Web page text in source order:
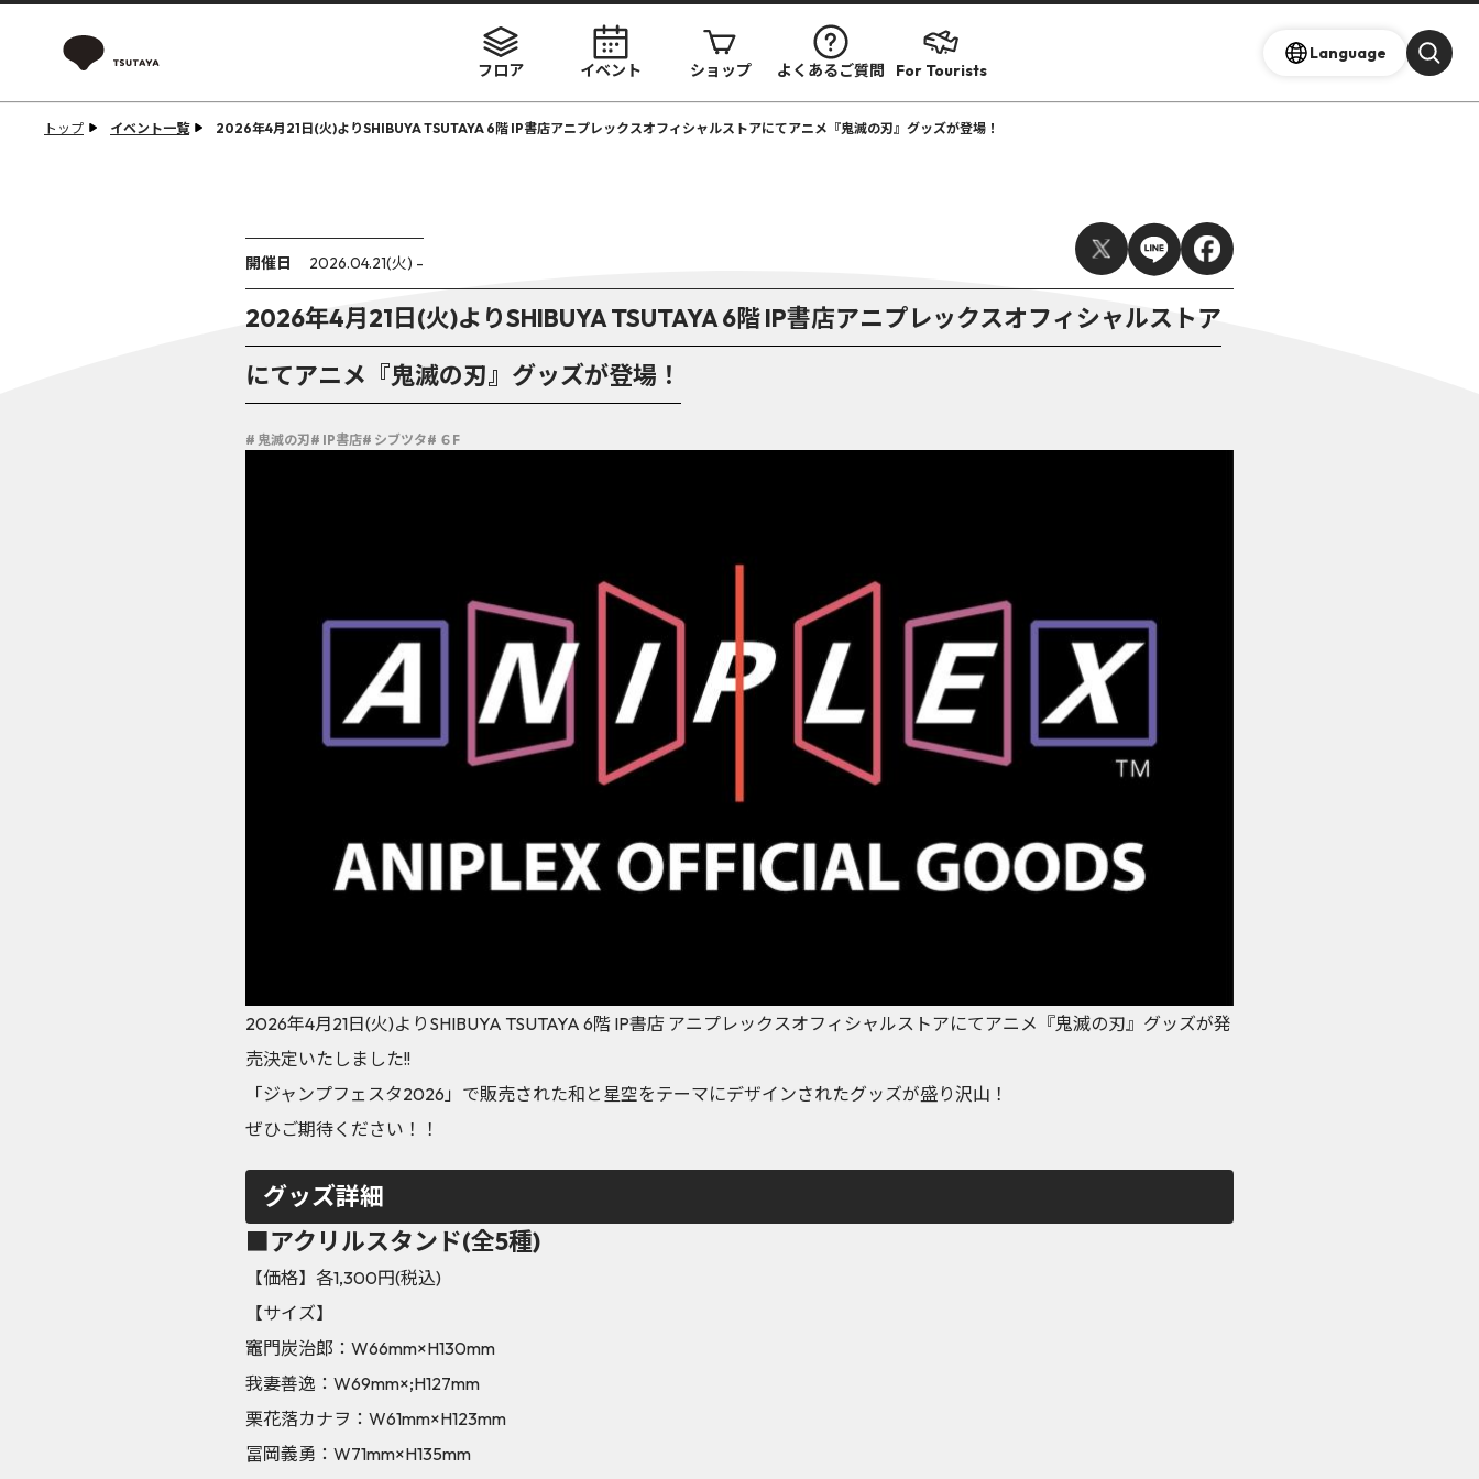
フロア イベント ショップ よくあるご質問 For Tourists
Language
トップ イベント一覧 2026年4月21日(火)よりSHIBUYA TSUTAYA 6階 IP書店アニプレックスオフィシャルストアにてアニメ『鬼滅の刃』グッズが登場！
開催日 2026.04.21(火) -
2026年4月21日(火)よりSHIBUYA TSUTAYA 6階 IP書店アニプレックスオフィシャルストア
にてアニメ『鬼滅の刃』グッズが登場！
# 鬼滅の刃# IP書店# シブツタ# ６F
2026年4月21日(火)よりSHIBUYA TSUTAYA 6階 IP書店 アニプレックスオフィシャルストアにてアニメ『鬼滅の刃』グッズが発
売決定いたしました!!
「ジャンプフェスタ2026」で販売された和と星空をテーマにデザインされたグッズが盛り沢山！
ぜひご期待ください！！
グッズ詳細
■アクリルスタンド(全5種)
【価格】各1,300円(税込)
【サイズ】
竈門炭治郎：W66mm×H130mm
我妻善逸：W69mm×;H127mm
栗花落カナヲ：W61mm×H123mm
冨岡義勇：W71mm×H135mm